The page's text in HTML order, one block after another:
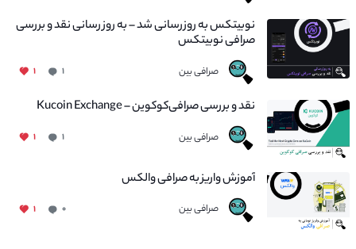
نوبیتکس به روزرسانی شد – به روز رسانی نقد و بررسی
صرافی نوبیتکس
صرافی بین ۱ ۱
نقد و بررسی صرافی‌کوکوین – Kucoin Exchange
صرافی بین ۱ ۱
آموزش واریز به صرافی والکس
صرافی بین ۰ ۱